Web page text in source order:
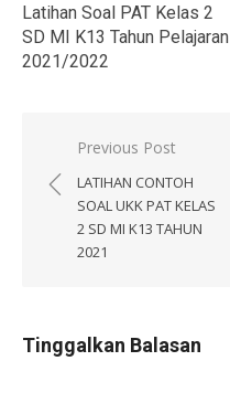
Latihan Soal PAT Kelas 2
SD MI K13 Tahun Pelajaran
2021/2022
Navigasi
pos
Previous Post
LATIHAN CONTOH
SOAL UKK PAT KELAS
2 SD MI K13 TAHUN
2021
Tinggalkan Balasan